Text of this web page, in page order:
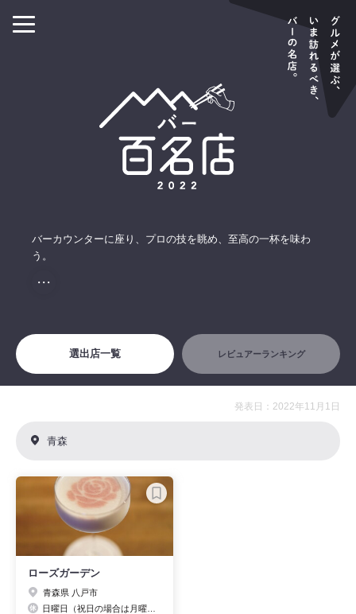
バーカウンターに座り、プロの技を眺め、至高の一杯を味わ
う。
・・・
選出店一覧 レビュアーランキング
発表日：2022年11月1日
青森
ローズガーデン
青森県 八戸市